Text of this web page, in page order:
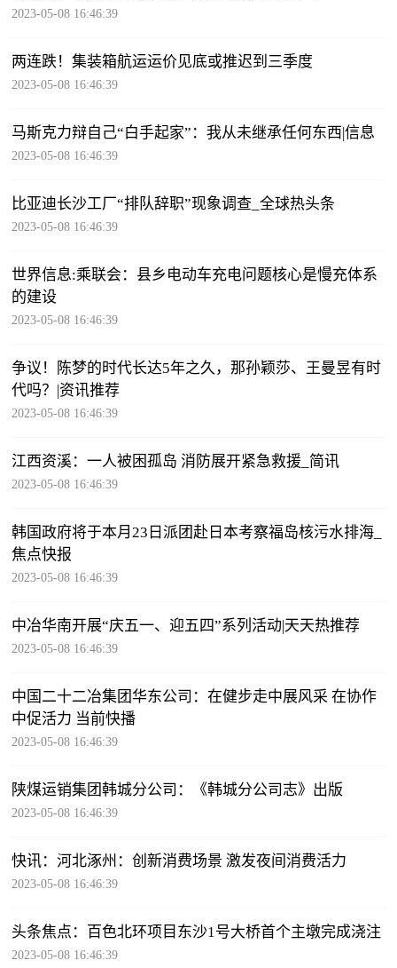
2023-05-08 16:46:39
两连跌！集装箱航运运价见底或推迟到三季度
2023-05-08 16:46:39
马斯克力辩自己“白手起家”：我从未继承任何东西|信息
2023-05-08 16:46:39
比亚迪长沙工厂“排队辞职”现象调查_全球热头条
2023-05-08 16:46:39
世界信息:乘联会：县乡电动车充电问题核心是慢充体系
的建设
2023-05-08 16:46:39
争议！陈梦的时代长达5年之久，那孙颖莎、王曼昱有时
代吗？|资讯推荐
2023-05-08 16:46:39
江西资溪：一人被困孤岛 消防展开紧急救援_简讯
2023-05-08 16:46:39
韩国政府将于本月23日派团赴日本考察福岛核污水排海_
焦点快报
2023-05-08 16:46:39
中冶华南开展“庆五一、迎五四”系列活动|天天热推荐
2023-05-08 16:46:39
中国二十二冶集团华东公司：在健步走中展风采 在协作
中促活力 当前快播
2023-05-08 16:46:39
陕煤运销集团韩城分公司：《韩城分公司志》出版
2023-05-08 16:46:39
快讯：河北涿州：创新消费场景 激发夜间消费活力
2023-05-08 16:46:39
头条焦点：百色北环项目东沙1号大桥首个主墩完成浇注
2023-05-08 16:46:39